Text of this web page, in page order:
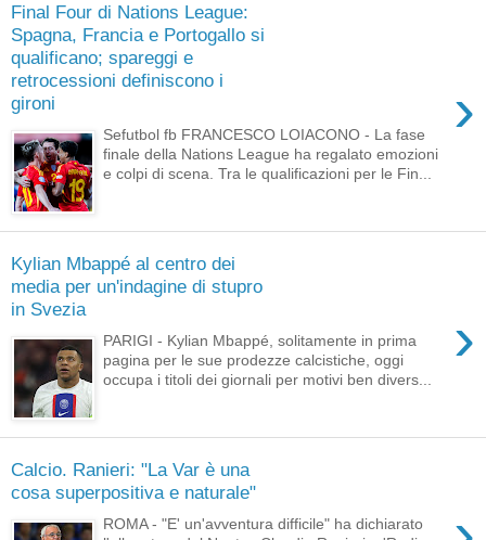
Final Four di Nations League:
Spagna, Francia e Portogallo si
qualificano; spareggi e
retrocessioni definiscono i
gironi
›
Sefutbol fb FRANCESCO LOIACONO - La fase
finale della Nations League ha regalato emozioni
e colpi di scena. Tra le qualificazioni per le Fin...
Kylian Mbappé al centro dei
media per un'indagine di stupro
in Svezia
›
PARIGI - Kylian Mbappé, solitamente in prima
pagina per le sue prodezze calcistiche, oggi
occupa i titoli dei giornali per motivi ben divers...
Calcio. Ranieri: "La Var è una
cosa superpositiva e naturale"
ROMA - "E' un'avventura difficile" ha dichiarato